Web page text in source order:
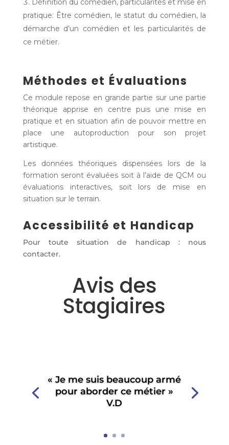
Définition du comédien, particularités et mise en
pratique: Être comédien, le statut du comédien, la
démarche d’un comédien et les particularités de
ce métier.
Méthodes et Évaluations
Ce module repose en grande partie sur une partie
théorique apprise en centre puis une mise en
pratique et en situation afin de pouvoir mettre en
place une autoproduction pour son projet
artistique.
Les données théoriques dispensées lors de la
formation seront évaluées soit à l’aide de QCM ou
évaluations interactives, soit lors de mise en
situation sur le terrain.
Accessibilité et Handicap
Pour toute situation de handicap : nous
contacter.
Avis des
Stagiaires
« Je me suis beaucoup armé
pour aborder ce métier »
V.D